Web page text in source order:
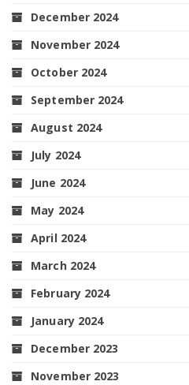
December 2024
November 2024
October 2024
September 2024
August 2024
July 2024
June 2024
May 2024
April 2024
March 2024
February 2024
January 2024
December 2023
November 2023